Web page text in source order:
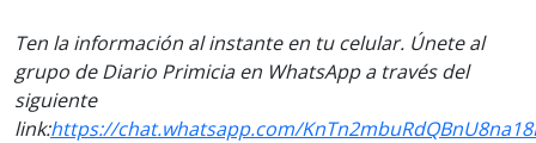
Ten la información al instante en tu celular. Únete al
grupo de Diario Primicia en WhatsApp a través del
siguiente
link:https://chat.whatsapp.com/